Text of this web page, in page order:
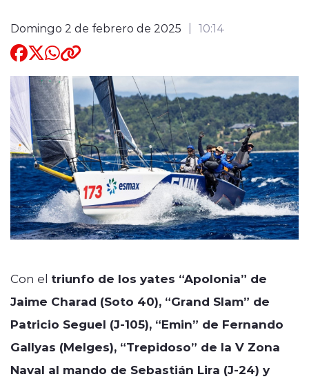
Domingo 2 de febrero de 2025 10:14
Con el triunfo de los yates “Apolonia” de
Jaime Charad (Soto 40), “Grand Slam” de
Patricio Seguel (J-105), “Emin” de Fernando
Gallyas (Melges), “Trepidoso” de la V Zona
Naval al mando de Sebastián Lira (J-24) y